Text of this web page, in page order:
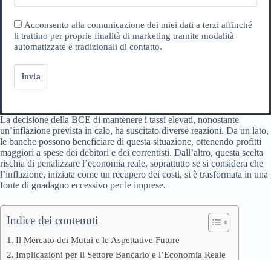
Acconsento alla comunicazione dei miei dati a terzi affinché
li trattino per proprie finalità di marketing tramite modalità
automatizzate e tradizionali di contatto.
Invia
La decisione della BCE di mantenere i tassi elevati, nonostante
un’inflazione prevista in calo, ha suscitato diverse reazioni. Da un lato,
le banche possono beneficiare di questa situazione, ottenendo profitti
maggiori a spese dei debitori e dei correntisti. Dall’altro, questa scelta
rischia di penalizzare l’economia reale, soprattutto se si considera che
l’inflazione, iniziata come un recupero dei costi, si è trasformata in una
fonte di guadagno eccessivo per le imprese.
Indice dei contenuti
Il Mercato dei Mutui e le Aspettative Future
Implicazioni per il Settore Bancario e l’Economia Reale